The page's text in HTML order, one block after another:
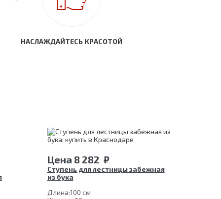
НАСЛАЖДАЙТЕСЬ КРАСОТОЙ
Цена 8 282 ₽
Ступень для лестницы забежная
из бука
Длина:100 см